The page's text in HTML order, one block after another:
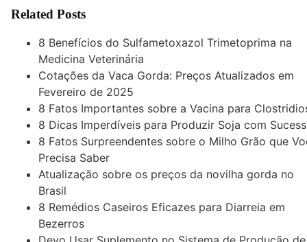
Related Posts
8 Benefícios do Sulfametoxazol Trimetoprima na
Medicina Veterinária
Cotações da Vaca Gorda: Preços Atualizados em
Fevereiro de 2025
8 Fatos Importantes sobre a Vacina para
8 Dicas Imperdíveis para Produzir Soja com
8 Fatos Surpreendentes sobre o Milho Grão que
Precisa Saber
Atualização sobre os preços da novilha gorda no
Brasil
8 Remédios Caseiros Eficazes para Diarreia em
Bezerros